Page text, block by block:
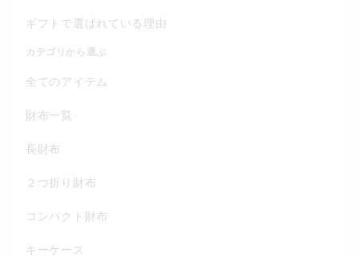
ギフトで選ばれている理由
カテゴリから選ぶ
全てのアイテム
財布一覧
長財布
２つ折り財布
コンパクト財布
キーケース